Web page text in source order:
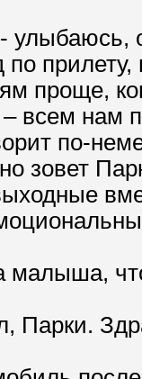
проще,
всем нам
по-
зовет
Парки.